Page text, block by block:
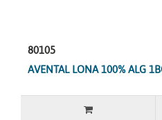
80105
AVENTAL LONA 100% ALG